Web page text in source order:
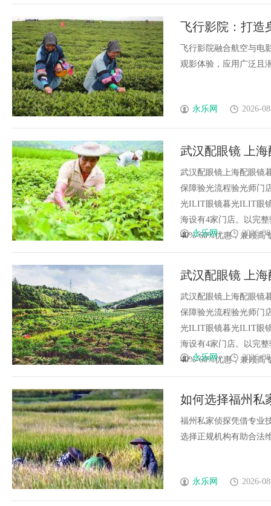
飞行影院：打造
飞行影院融合航空与电
观影体验，应用广泛且
永乐网 2026-
武汉配眼镜 上
武汉配眼镜上海配眼镜
保障验光流程验光师门
光ILIT眼镜暮光ILIT眼
海设有4家门店。以完
40%-60%优惠，兼顾高
永乐网 2026-
武汉配眼镜 上
武汉配眼镜上海配眼镜
保障验光流程验光师门
光ILIT眼镜暮光ILIT眼
海设有4家门店。以完
40%-60%优惠，兼顾高
永乐网 2026-
如何选择福州私
福州私家侦探凭借专业
选择正规机构有助合法
永乐网 2026-